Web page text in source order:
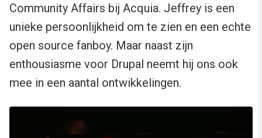
Community Affairs bij Acquia. Jeffrey is een
unieke persoonlijkheid om te zien en een echte
open source fanboy. Maar naast zijn
enthousiasme voor Drupal neemt hij ons ook
mee in een aantal ontwikkelingen.